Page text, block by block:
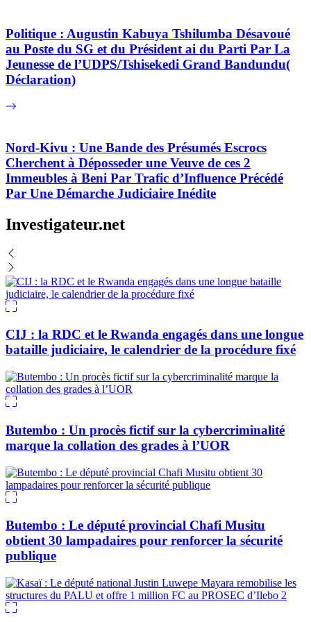
Politique : Augustin Kabuya Tshilumba Désavoué
au Poste du SG et du Président ai du Parti Par La
Jeunesse de l’UDPS/Tshisekedi Grand Bandundu(
Déclaration)
Nord-Kivu : Une Bande des Présumés Escrocs
Cherchent à Déposseder une Veuve de ces 2
Immeubles à Beni Par Trafic d’Influence Précédé
Par Une Démarche Judiciaire Inédite
Investigateur.net
CIJ : la RDC et le Rwanda engagés dans une longue
bataille judiciaire, le calendrier de la procédure fixé
Butembo : Un procès fictif sur la cybercriminalité
marque la collation des grades à l’UOR
Butembo : Le député provincial Chafi Musitu
obtient 30 lampadaires pour renforcer la sécurité
publique